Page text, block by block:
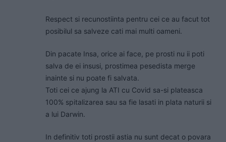
Respect si recunostiinta pentru cei ce au facut tot
posibilul sa salveze cati mai multi oameni.
Din pacate Insa, orice ai face, pe prosti nu ii poti
salva de ei insusi, prostimea pesedista merge
inainte si nu poate fi salvata.
Toti cei ce ajung la ATI cu Covid sa-si plateasca
100% spitalizarea sau sa fie lasati in plata naturii si
a lui Darwin.
In definitiv toti prostii astia nu sunt decat o povara